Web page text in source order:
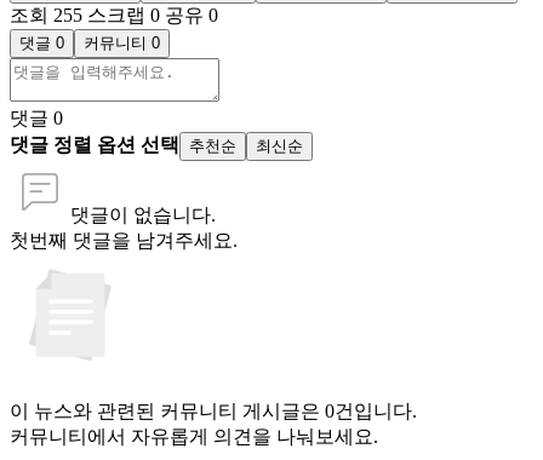
조회 255 스크랩 0 공유 0
댓글 0 커뮤니티 0
댓글 0
댓글 정렬 옵션 선택
추천순 최신순
댓글이 없습니다.
첫번째 댓글을 남겨주세요.
이 뉴스와 관련된 커뮤니티 게시글은 0건입니다.
커뮤니티에서 자유롭게 의견을 나눠보세요.